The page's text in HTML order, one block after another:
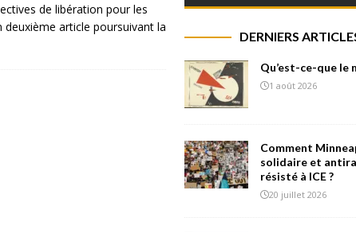
de libération pour les
deuxième article poursuivant la
DERNIERS
Qu’est-ce-que le
1 août 2026
Comment
solidaire et
résisté à ICE ?
20 juillet 2026